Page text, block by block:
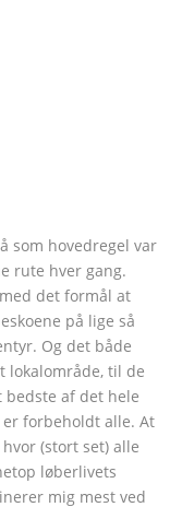
som hovedregel var
rute hver gang.
det formål at
på lige så
Og det både
lokalområde, til de
af det hele
er forbeholdt alle. At
(stort set) alle
løberlivets
mig mest ved